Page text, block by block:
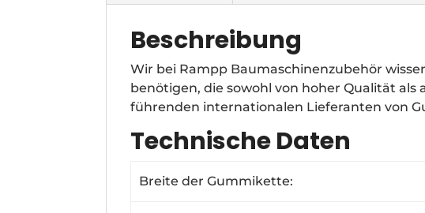
Beschreibung
Wir bei Rampp Baumaschinenzubehör
benötigen, die sowohl von hoher Qualität
führenden internationalen Lieferanten von
Technische Daten
Breite der Gummikette: